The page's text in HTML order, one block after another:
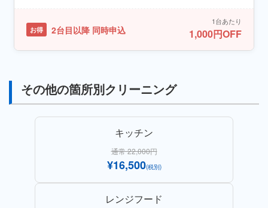
お得 2台目以降 同時申込
1台あたり
1,000円OFF
その他の箇所別クリーニング
キッチン
通常 22,000円
¥16,500(税別)
レンジフード